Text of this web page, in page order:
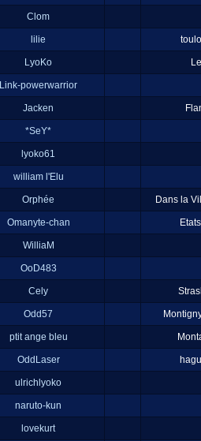
Clom
lilie
LyoKo
Link-powerwarrior
Jacken
*SeY*
lyoko61
william l'Elu
Orphée Dans la
Omanyte-chan
WilliaM
OoD483
Cely
Odd57
ptit ange bleu
OddLaser
ulrichlyoko
naruto-kun
lovekurt